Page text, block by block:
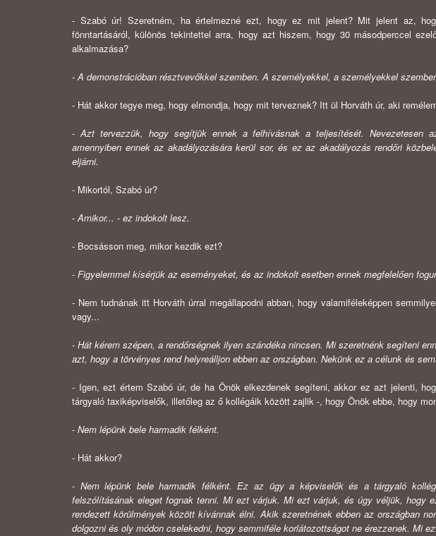
- Szabó úr! Szeretném, ha értelmezné ezt, hogy ez mit jelent? Mit jelent az,
fönntartásáról, különös tekintettel arra, hogy azt hiszem, hogy 30 másodperccel
alkalmazása?
-A demonstrációban résztvevőkkel szemben. A személyekkel, a szemé­lyekkel
- Hát akkor tegye meg, hogy elmondja, hogy mit terveznek? Itt ül Horváth úr, aki
-Azt tervezzük, hogy segítjük ennek a felhívásnak a teljesítését. Neveze­tesen
amennyiben ennek az akadályozására kerül sor, és ez az akadályozás rendőri
eljárni.
- Mikortól, Szabó úr?
-Amikor... - ez indokolt lesz.
- Bocsásson meg, mikor kezdik ezt?
- Figyelemmel kísérjük az eseményeket, és az indokolt esetben ennek megfelelően
- Nem tudnának itt Horváth úrral megállapodni abban, hogy valami­féleképpen
vagy...
-Hát kérem szépen, a rendőrségnek ilyen szándéka nincsen. Mi szeret­nénk segíteni
azt, hogy a törvényes rend helyreálljon ebben az országban. Nekünk ez a célunk és
- Igen, ezt értem Szabó úr, de ha Önök elkezdenek segíteni, akkor ez azt jelenti,
tárgyaló taxiképviselők, illetőleg az ő kollégáik között zajlik -, hogy Önök ebbe, hogy
- Nem lépünk bele harmadik félként.
- Hát akkor?
- Nem lépünk bele harmadik félként. Ez az ügy a képviselők és a tárgyaló
felszólításának eleget fognak tenni. Mi ezt várjuk. Mi ezt várjuk, és úgy véljük, hogy
rendezett körülmények között kíván­nak élni. Akik szeretnének ebben az országban
dolgozni és oly módon cselekedni, hogy semmi­féle korlátozottságot ne érezzenek. Mi